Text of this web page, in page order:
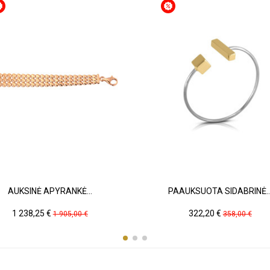
AUKSINĖ APYRANKĖ...
Kaina
1 238,25 €Pradinė
kaina
1 905,00 €
PAAUKSUOTA SIDABRINĖ...
Kaina
322,20 €Pradinė
kaina
358,00 €